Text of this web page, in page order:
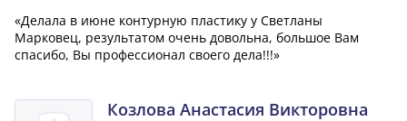
«Делала в июне контурную пластику у Светланы
Марковец, результатом очень довольна, большое Вам
спасибо, Вы профессионал своего дела!!!»
Козлова Анастасия Викторовна